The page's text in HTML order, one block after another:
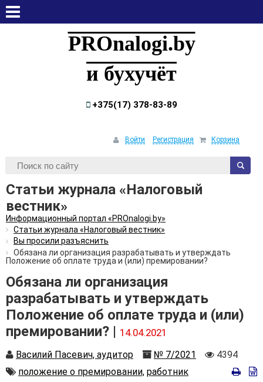
PROnalogi.by
и бухучёт
+375(17) 378-83-89
Войти Регистрация Корзина
Статьи журнала «Налоговый
вестник»
Информационный портал «PROnalogi.by»
Статьи журнала «Налоговый вестник»
Вы просили разъяснить
Обязана ли организация разрабатывать и утверждать
Положение об оплате труда и (или) премировании?
Обязана ли организация
разрабатывать и утверждать
Положение об оплате труда и (или)
премировании? | 14.04.2021
Автор
Василий Пасевич, аудитор Номер
№ 7/2021
4394
Автор
положение о премировании, работник